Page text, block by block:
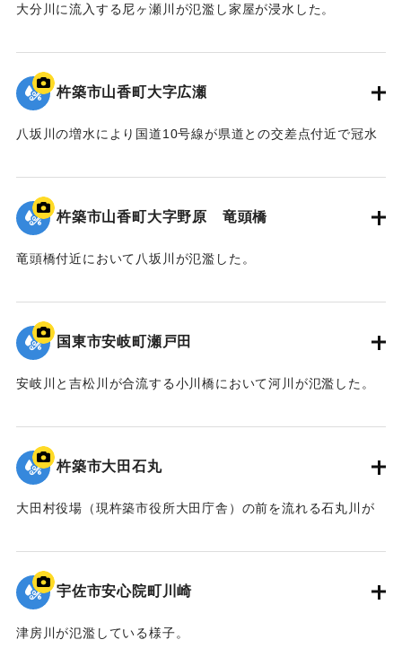
大分川に流入する尼ヶ瀬川が氾濫し家屋が浸水した。
｜固有コード:01064021
杵築市山香町大字広瀬
八坂川の増水により国道10号線が県道との交差点付近で冠水
｜固有コード:
杵築市山香町大字野原 竜頭橋
竜頭橋付近において八坂川が氾濫した。
｜固有コード:01064019
国東市安岐町瀬戸田
安岐川と吉松川が合流する小川橋において河川が氾濫した。
｜固有コード:01064018
杵築市大田石丸
大田村役場（現杵築市役所大田庁舎）の前を流れる石丸川が
｜固有コード:
宇佐市安心院町川崎
津房川が氾濫している様子。